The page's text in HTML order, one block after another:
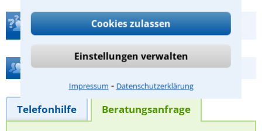
Cookies zulassen
Einstellungen verwalten
Impressum ⁃ Datenschutzerklärung
Teste Dein Rechtswissen
Hilfe bei Ihrer Anwaltsuche?
Telefonhilfe Beratungsanfrage